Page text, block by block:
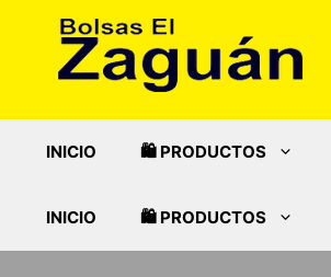
contenido
INICIO 🛍️ PRODUCTOS
INICIO 🛍️ PRODUCTOS